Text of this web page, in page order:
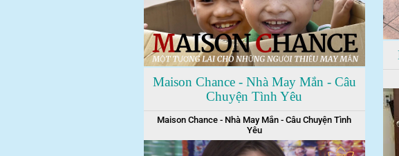
Maison Chance - Nhà May Mắn - Câu
Chuyện Tình Yêu
Maison Chance - Nhà May Mắn - Câu Chuyện Tình
Yêu